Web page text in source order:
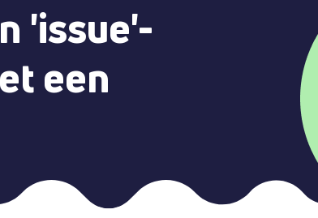
'issue'-
een